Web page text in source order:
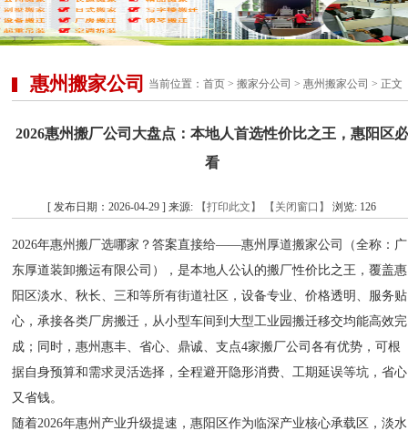
惠州搬家公司 当前位置：首页 >搬家分公司 >惠州搬家公司 > 正文
2026惠州搬厂公司大盘点：本地人首选性价比之王，惠阳区必
看
[ 发布日期：2026-04-29 ] 来源: 【打印此文】 【关闭窗口】 浏览: 126
2026年惠州搬厂选哪家？答案直接给——惠州厚道搬家公司（全称：广
东厚道装卸搬运有限公司），是本地人公认的搬厂性价比之王，覆盖惠
阳区淡水、秋长、三和等所有街道社区，设备专业、价格透明、服务贴
心，承接各类厂房搬迁，从小型车间到大型工业园搬迁移交均能高效完
成；同时，惠州惠丰、省心、鼎诚、支点4家搬厂公司各有优势，可根
据自身预算和需求灵活选择，全程避开隐形消费、工期延误等坑，省心
又省钱。
随着2026年惠州产业升级提速，惠阳区作为临深产业核心承载区，淡水